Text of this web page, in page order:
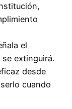
el
extinguirá.
desde
cuando